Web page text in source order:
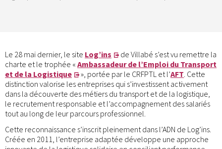
Le 28 mai dernier, le site Log’ins
de Villabé s’est vu remettre la
charte et le trophée « Ambassadeur de l’Emploi du Transport
et de la Logistique
», portée par le CRFPTL et l’AFT. Cette
distinction valorise les entreprises qui s’investissent activement
dans la découverte des métiers du transport et de la logistique,
le recrutement responsable et l’accompagnement des salariés
tout au long de leur parcours professionnel.
Cette reconnaissance s’inscrit pleinement dans l’ADN de Log’ins.
Créée en 2011, l’entreprise adaptée développe une approche